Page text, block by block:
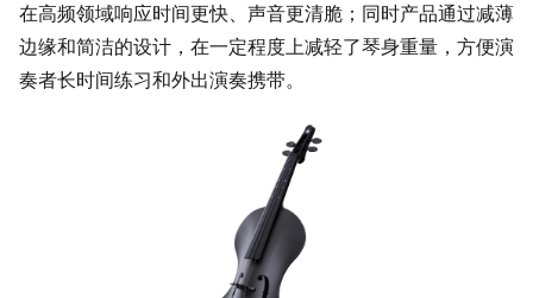
在高频领域响应时间更快、声音更清脆；同时产品通过减薄
边缘和简洁的设计，在一定程度上减轻了琴身重量，方便演
奏者长时间练习和外出演奏携带。